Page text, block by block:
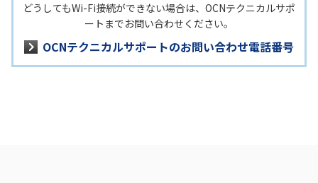
どうしてもWi-Fi接続ができない場合は、OCNテクニカルサポ
ートまでお問い合わせください。
OCNテクニカルサポートのお問い合わせ電話番号